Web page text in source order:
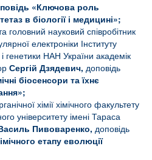
«Ключова роль
в біології і медицині»;
головний науковий співробітник
електроніки Інституту
генетики НАН України академік
Сергій Дзядевич, доповідь
біосенсори та їхнє
хімії хімічного факультету
університету імені Тараса
Пивоваренко, доповідь
етапу еволюції